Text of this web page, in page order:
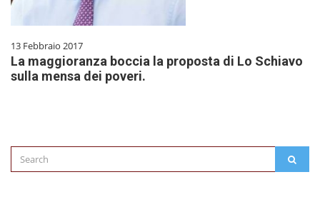
13 Febbraio 2017
La maggioranza boccia la proposta di Lo Schiavo
sulla mensa dei poveri.
Search
for: